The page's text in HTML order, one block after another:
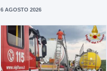
6 AGOSTO 2026